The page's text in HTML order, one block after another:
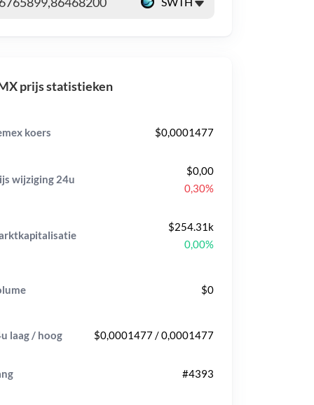
prijs statistieken
koers $0,0001477
wijziging 24u
$0,00
0,30%
$254.31k
0,00%
$0
laag / hoog $0,0001477 / 0,0001477
#4393